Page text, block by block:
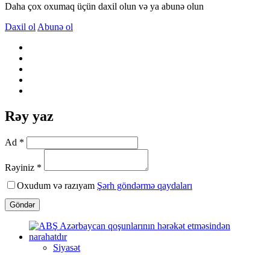
Daha çox oxumaq üçün daxil olun və ya abunə olun
Daxil ol Abunə ol
Rəy yaz
Ad *
Rəyiniz *
Oxudum və razıyam Şərh göndərmə qaydaları
Göndər
Siyasət